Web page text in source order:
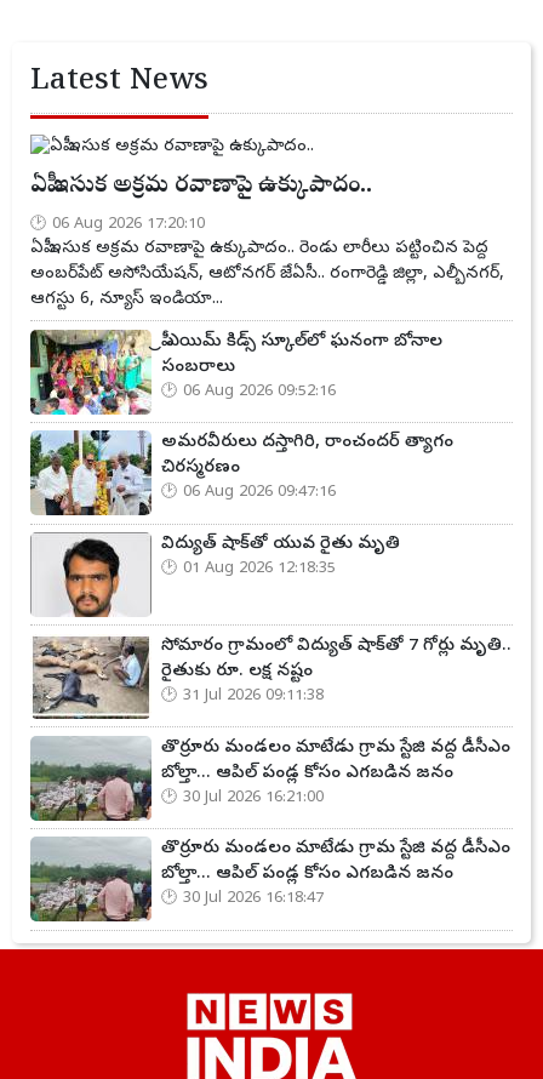
Latest News
ఏపీ ఇసుక అక్రమ రవాణాపై ఉక్కుపాదం..
06 Aug 2026 17:20:10
ఏపీ ఇసుక అక్రమ రవాణాపై ఉక్కుపాదం.. రెండు లారీలు పట్టించిన పెద్ద
అంబర్‌పేట్ అసోసియేషన్, ఆటోనగర్ జేఏసీ.. రంగారెడ్డి జిల్లా, ఎల్బీనగర్,
ఆగస్టు 6, న్యూస్ ఇండియా...
ప్రీ ఎయిమ్ కిడ్స్ స్కూల్‌లో ఘనంగా బోనాల
సంబరాలు
06 Aug 2026 09:52:16
అమరవీరులు దస్తాగిరి, రాంచందర్ త్యాగం
చిరస్మరణం
06 Aug 2026 09:47:16
విద్యుత్ షాక్‌తో యువ రైతు మృతి
01 Aug 2026 12:18:35
సోమారం గ్రామంలో విద్యుత్ షాక్‌తో 7 గోర్లు మృతి..
రైతుకు రూ. లక్ష నష్టం
31 Jul 2026 09:11:38
తొర్రూరు మండలం మాటేడు గ్రామ స్టేజి వద్ద డీసీఎం
బోల్తా... ఆపిల్ పండ్ల కోసం ఎగబడిన జనం
30 Jul 2026 16:21:00
తొర్రూరు మండలం మాటేడు గ్రామ స్టేజి వద్ద డీసీఎం
బోల్తా... ఆపిల్ పండ్ల కోసం ఎగబడిన జనం
30 Jul 2026 16:18:47